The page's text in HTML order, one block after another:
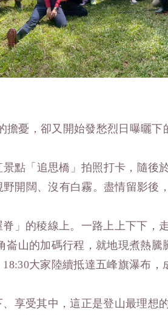
憂，卻又開始發愁烈日曝曬下
點「追思橋」拍照打卡，隨後
開闊、沒有白霧。盡情留影後
」的稜線上。一路上上下下，
山的加碼行程，就地現煮熱騰
大家陸續抵達五峰旗瀑布，
享受其中，這正是登山最理想